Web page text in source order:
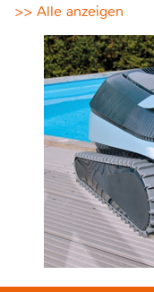
>> Alle anzeigen